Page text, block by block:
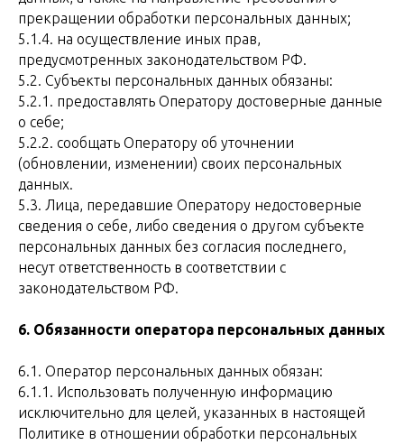
прекращении обработки персональных данных;
5.1.4. на осуществление иных прав,
предусмотренных законодательством РФ.
5.2. Субъекты персональных данных обязаны:
5.2.1. предоставлять Оператору достоверные данные
о себе;
5.2.2. сообщать Оператору об уточнении
(обновлении, изменении) своих персональных
данных.
5.3. Лица, передавшие Оператору недостоверные
сведения о себе, либо сведения о другом субъекте
персональных данных без согласия последнего,
несут ответственность в соответствии с
законодательством РФ.
6. Обязанности оператора персональных данных
6.1. Оператор персональных данных обязан:
6.1.1. Использовать полученную информацию
исключительно для целей, указанных в настоящей
Политике в отношении обработки персональных